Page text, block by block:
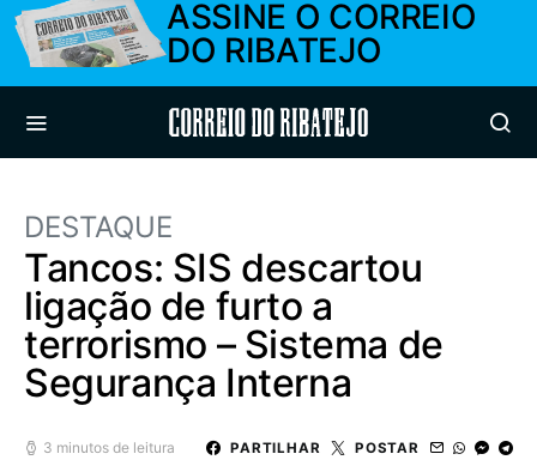
ASSINE O CORREIO
DO RIBATEJO
Correio do Ribatejo
DESTAQUE
Tancos: SIS descartou
ligação de furto a
terrorismo – Sistema de
Segurança Interna
3 minutos de leitura PARTILHAR POSTAR